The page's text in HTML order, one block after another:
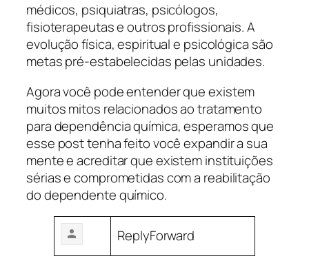
médicos, psiquiatras, psicólogos,
fisioterapeutas e outros profissionais. A
evolução física, espiritual e psicológica são
metas pré-estabelecidas pelas unidades.
Agora você pode entender que existem
muitos mitos relacionados ao tratamento
para dependência química, esperamos que
esse post tenha feito você expandir a sua
mente e acreditar que existem instituições
sérias e comprometidas com a reabilitação
do dependente químico.
ReplyForward